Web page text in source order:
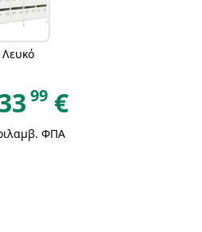
Λευκό
99 €
ΦΠΑ